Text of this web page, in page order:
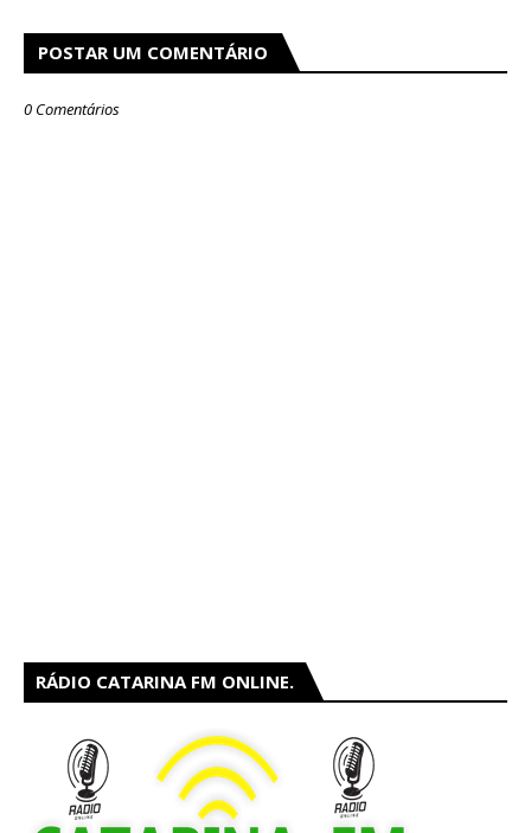
POSTAR UM COMENTÁRIO
0 Comentários
RÁDIO CATARINA FM ONLINE.